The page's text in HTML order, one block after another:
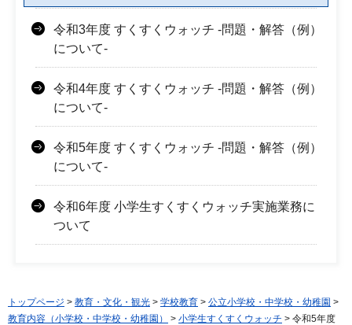
令和3年度 すくすくウォッチ -問題・解答（例）
について-
令和4年度 すくすくウォッチ -問題・解答（例）
について-
令和5年度 すくすくウォッチ -問題・解答（例）
について-
令和6年度 小学生すくすくウォッチ実施業務に
ついて
トップページ > 教育・文化・観光 > 学校教育 > 公立小学校・中学校・幼稚園 >
教育内容（小学校・中学校・幼稚園）
> 小学生すくすくウォッチ > 令和5年度